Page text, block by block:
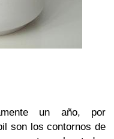
un año, por
son los contornos de